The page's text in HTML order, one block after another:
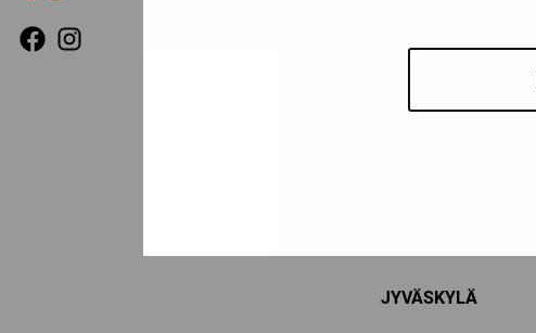
Sammonkatu 60,
JYVÄSKYLÄ